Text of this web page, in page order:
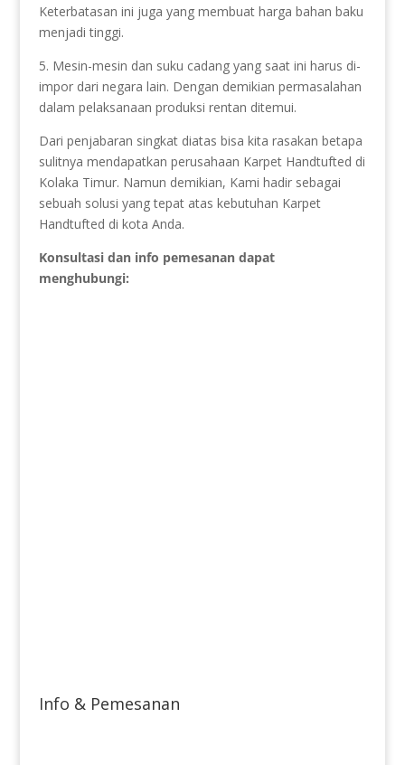
Keterbatasan ini juga yang membuat harga bahan baku
menjadi tinggi.
5. Mesin-mesin dan suku cadang yang saat ini harus di-
impor dari negara lain. Dengan demikian permasalahan
dalam pelaksanaan produksi rentan ditemui.
Dari penjabaran singkat diatas bisa kita rasakan betapa
sulitnya mendapatkan perusahaan Karpet Handtufted di
Kolaka Timur. Namun demikian, Kami hadir sebagai
sebuah solusi yang tepat atas kebutuhan Karpet
Handtufted di kota Anda.
Konsultasi dan info pemesanan dapat
menghubungi:
Info & Pemesanan